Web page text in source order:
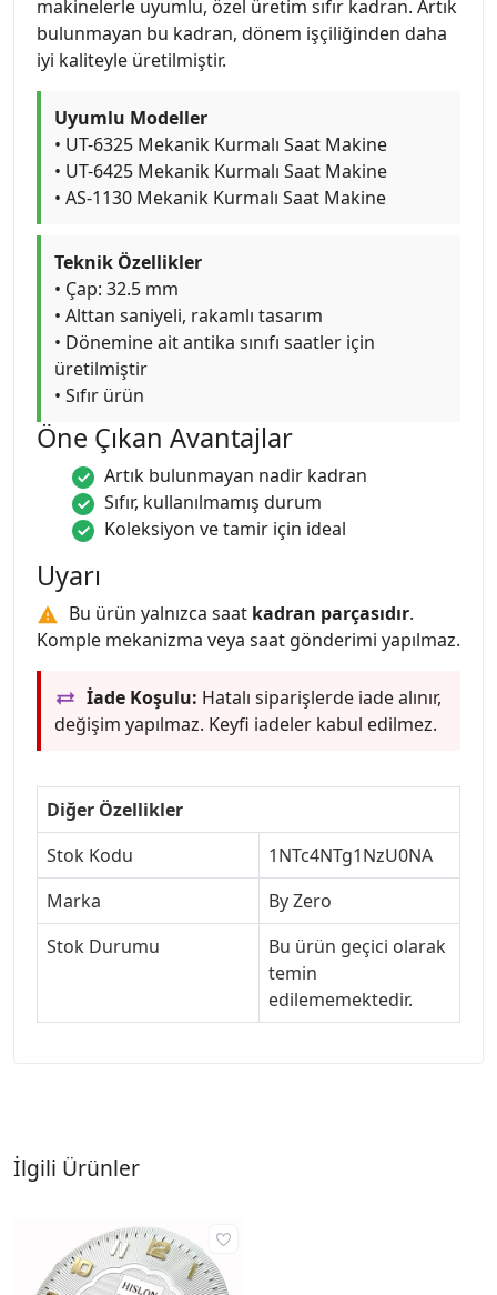
makinelerle uyumlu, özel üretim sıfır kadran. Artık
bulunmayan bu kadran, dönem işçiliğinden daha
iyi kaliteyle üretilmiştir.
Uyumlu Modeller
• UT-6325 Mekanik Kurmalı Saat Makine
• UT-6425 Mekanik Kurmalı Saat Makine
• AS-1130 Mekanik Kurmalı Saat Makine
Teknik Özellikler
• Çap: 32.5 mm
• Alttan saniyeli, rakamlı tasarım
• Dönemine ait antika sınıfı saatler için
üretilmiştir
• Sıfır ürün
Öne Çıkan Avantajlar
Artık bulunmayan nadir kadran
Sıfır, kullanılmamış durum
Koleksiyon ve tamir için ideal
Uyarı
Bu ürün yalnızca saat kadran parçasıdır.
Komple mekanizma veya saat gönderimi yapılmaz.
İade Koşulu: Hatalı siparişlerde iade alınır,
değişim yapılmaz. Keyfi iadeler kabul edilmez.
Diğer Özellikler
Stok Kodu
1NTc4NTg1NzU0NA
Marka
By Zero
Stok Durumu
Bu ürün geçici olarak
temin
edilememektedir.
İlgili Ürünler